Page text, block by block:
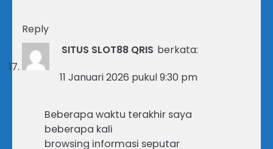
Reply
SITUS SLOT88 QRIS berkata:
11 Januari 2026 pukul 9:30 pm
Beberapa waktu terakhir saya
beberapa kali
browsing informasi seputar